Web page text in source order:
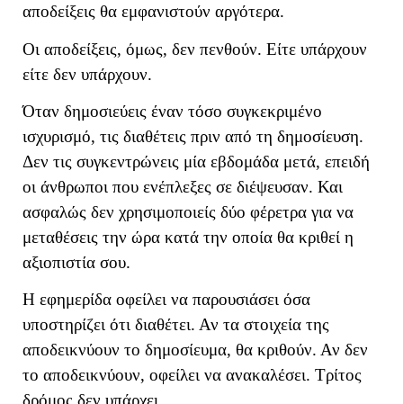
αποδείξεις θα εμφανιστούν αργότερα.
Οι αποδείξεις, όμως, δεν πενθούν. Είτε υπάρχουν
είτε δεν υπάρχουν.
Όταν δημοσιεύεις έναν τόσο συγκεκριμένο
ισχυρισμό, τις διαθέτεις πριν από τη δημοσίευση.
Δεν τις συγκεντρώνεις μία εβδομάδα μετά, επειδή
οι άνθρωποι που ενέπλεξες σε διέψευσαν. Και
ασφαλώς δεν χρησιμοποιείς δύο φέρετρα για να
μεταθέσεις την ώρα κατά την οποία θα κριθεί η
αξιοπιστία σου.
Η εφημερίδα οφείλει να παρουσιάσει όσα
υποστηρίζει ότι διαθέτει. Αν τα στοιχεία της
αποδεικνύουν το δημοσίευμα, θα κριθούν. Αν δεν
το αποδεικνύουν, οφείλει να ανακαλέσει. Τρίτος